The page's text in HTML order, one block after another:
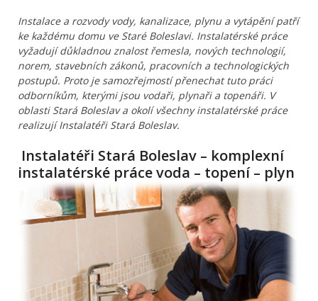
Instalace a rozvody vody, kanalizace, plynu a vytápění patří
ke každému domu ve Staré Boleslavi. Instalatérské práce
vyžadují důkladnou znalost řemesla, nových technologií,
norem, stavebních zákonů, pracovních a technologických
postupů. Proto je samozřejmostí přenechat tuto práci
odborníkům, kterými jsou vodaři, plynaři a topenáři. V
oblasti Stará Boleslav a okolí všechny instalatérské práce
realizují Instalatéři Stará Boleslav.
Instalatéři Stará Boleslav – komplexní
instalatérské práce voda – topení – plyn